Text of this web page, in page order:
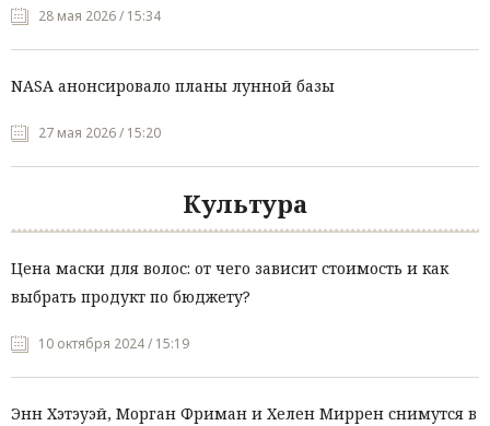
28 мая 2026 / 15:34
NASA анонсировало планы лунной базы
27 мая 2026 / 15:20
Культура
Цена маски для волос: от чего зависит стоимость и как
выбрать продукт по бюджету?
10 октября 2024 / 15:19
Энн Хэтэуэй, Морган Фриман и Хелен Миррен снимутся в